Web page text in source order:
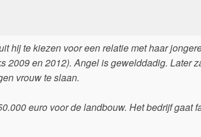
hij te kiezen voor een relatie met haar
2009 en 2012). Angel is gewelddadig. Later
vrouw te slaan.
euro voor de landbouw. Het bedrijf gaat